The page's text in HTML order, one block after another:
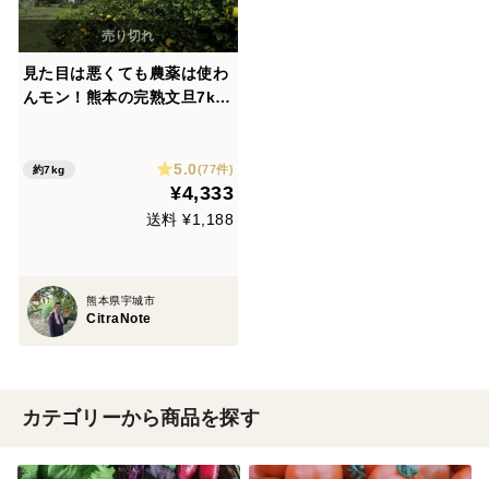
見た目は悪くても農薬は使わ
んモン！熊本の完熟文旦7kg
学肥料不使用／農薬不使用）
約7kg 5.0(77件)
¥4,333
送料 ¥1,188
熊本県宇城市
CitraNote
カテゴリーから商品を探す